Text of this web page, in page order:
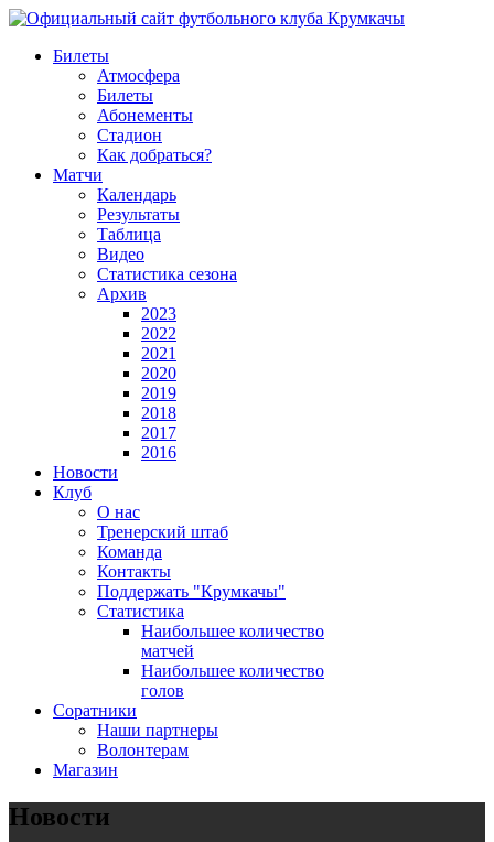
Билеты
Атмосфера
Билеты
Абонементы
Стадион
Как добраться?
Матчи
Календарь
Результаты
Таблица
Видео
Статистика сезона
Архив
2023
2022
2021
2020
2019
2018
2017
2016
Новости
Клуб
О нас
Тренерский штаб
Команда
Контакты
Поддержать "Крумкачы"
Статистика
Наибольшее количество
матчей
Наибольшее количество
голов
Соратники
Наши партнеры
Волонтерам
Магазин
Новости